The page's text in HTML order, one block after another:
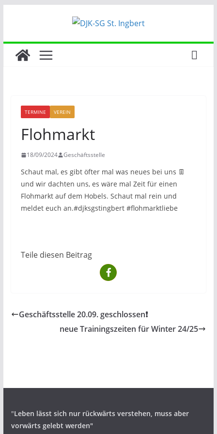
TERMINE VEREIN
Flohmarkt
18/09/2024 Geschäftsstelle
Schaut mal, es gibt öfter mal was neues bei uns 👖
und wir dachten uns, es wäre mal Zeit für einen
Flohmarkt auf dem Hobels. Schaut mal rein und
meldet euch an.#djksgstingbert #flohmarktliebe
Teile diesen Beitrag
Geschäftsstelle 20.09. geschlossen❗️
neue Trainingszeiten für Winter 24/25
"Leben lässt sich nur rückwärts verstehen, muss aber
vorwärts gelebt werden"